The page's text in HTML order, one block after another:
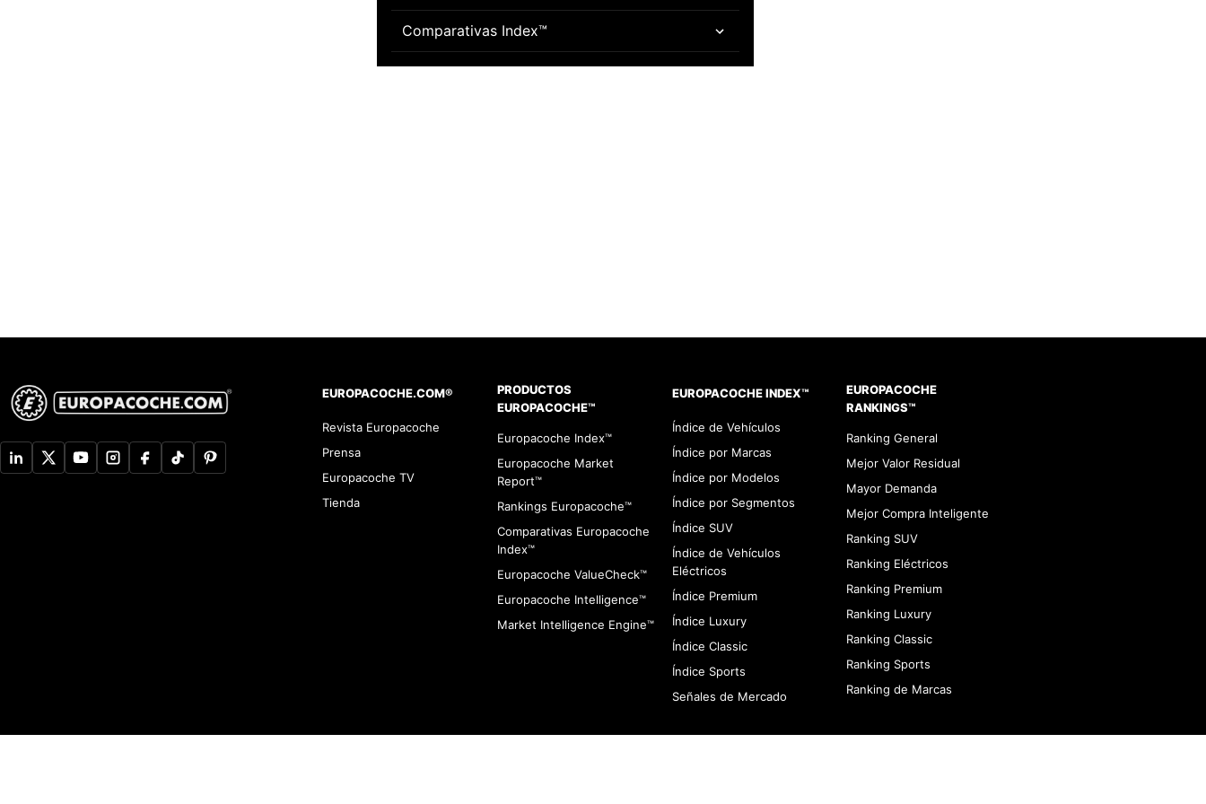
Comparativas Index™
EUROPACOCHE.COM®
Revista Europacoche
Prensa
Europacoche TV
Tienda
PRODUCTOS
EUROPACOCHE™
Europacoche Index™
Europacoche Market
Report™
Rankings Europacoche™
Comparativas Europacoche
Index™
Europacoche ValueCheck™
Europacoche Intelligence™
Market Intelligence Engine™
EUROPACOCHE INDEX™
Índice de Vehículos
Índice por Marcas
Índice por Modelos
Índice por Segmentos
Índice SUV
Índice de Vehículos
Eléctricos
Índice Premium
Índice Luxury
Índice Classic
Índice Sports
Señales de Mercado
EUROPACOCHE
RANKINGS™
Ranking General
Mejor Valor Residual
Mayor Demanda
Mejor Compra Inteligente
Ranking SUV
Ranking Eléctricos
Ranking Premium
Ranking Luxury
Ranking Classic
Ranking Sports
Ranking de Marcas